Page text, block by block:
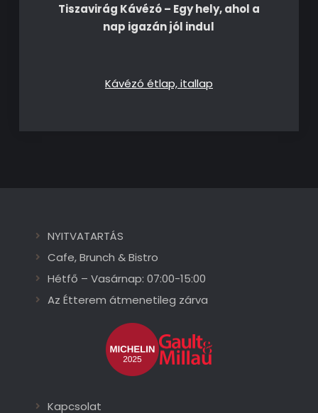
Tiszavirág Kávézó – Egy hely, ahol a
nap igazán jól indul
Kávézó étlap, itallap
NYITVATARTÁS
Cafe, Brunch & Bistro
Hétfő – Vasárnap: 07:00-15:00
Az Étterem átmenetileg zárva
Kapcsolat